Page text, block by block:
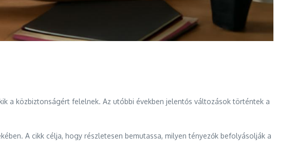
a közbiztonságért felelnek. Az utóbbi években jelentős változások történtek a
A cikk célja, hogy részletesen bemutassa, milyen tényezők befolyásolják a